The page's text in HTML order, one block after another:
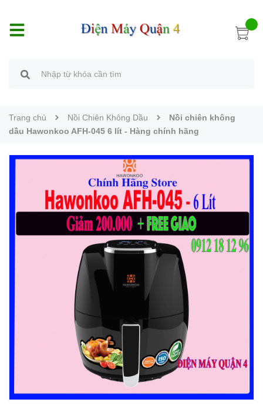
Trang chủ Nồi Chiên Không Dầu
Nồi chiên không
dầu Hawonkoo AFH-045 6 lít - Hàng chính hãng